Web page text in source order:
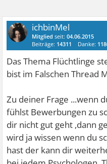
ichbinMel
Mitglied seit:04.06.2015
Beiträge: 14311 Danke:
Das Thema Flüchtlinge
bist im Falschen Thread
Zu deiner Frage ...wenn
fühlst Bewerbungen zu
dir nicht gut geht ,dann
wird ja wissen wenn du
hast der kann dir